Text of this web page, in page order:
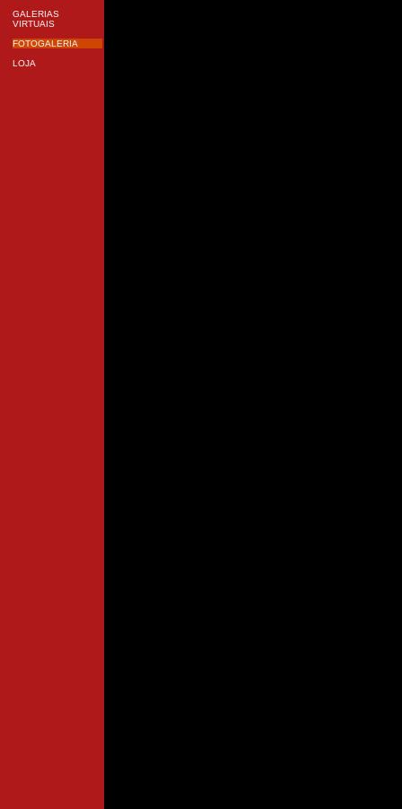
GALERIAS
VIRTUAIS
FOTOGALERIA
LOJA